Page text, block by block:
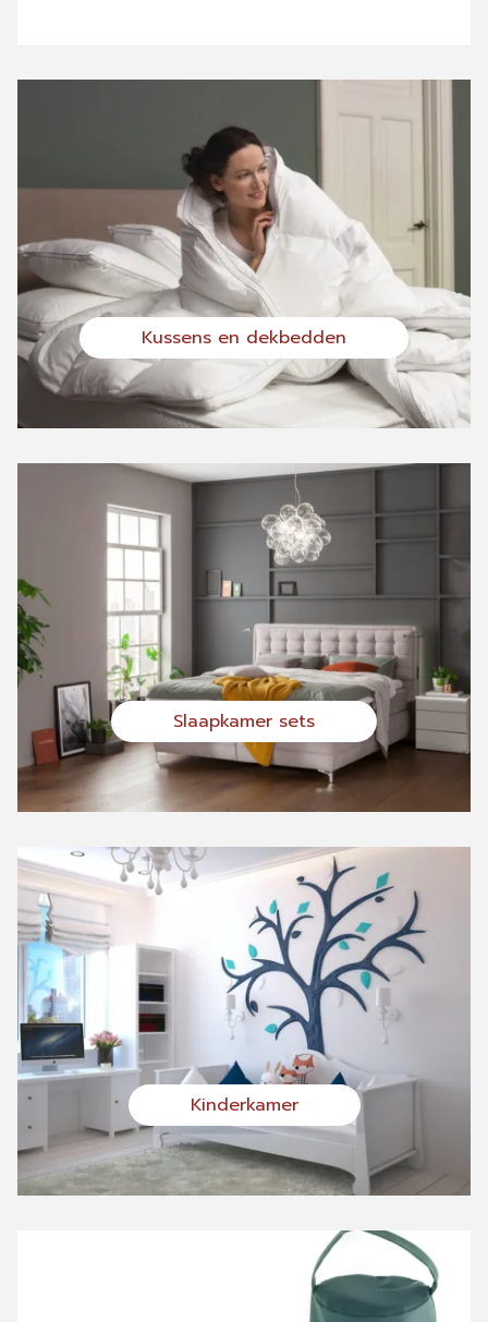
Kussens en dekbedden
Slaapkamer sets
Kinderkamer